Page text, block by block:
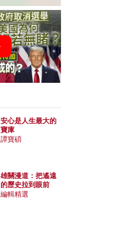
安心是人生最大的
寶庫
譚寶碩
雄關漫道：把遙遠
的歷史拉到眼前
編輯精選